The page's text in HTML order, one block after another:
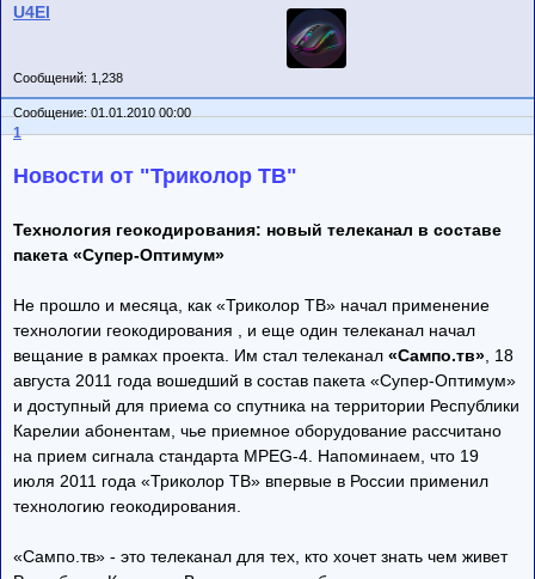
U4El
Сообщений: 1,238
Сообщение: 01.01.2010 00:00
1
Новости от "Триколор ТВ"
Технология геокодирования: новый телеканал в составе
пакета «Супер-Оптимум»
Не прошло и месяца, как «Триколор ТВ» начал применение
технологии геокодирования , и еще один телеканал начал
вещание в рамках проекта. Им стал телеканал «Сампо.тв» , 18
августа 2011 года вошедший в состав пакета «Супер-Оптимум»
и доступный для приема со спутника на территории Республики
Карелии абонентам, чье приемное оборудование рассчитано
на прием сигнала стандарта MPEG-4. Напоминаем, что 19
июля 2011 года «Триколор ТВ» впервые в России применил
технологию геокодирования.
«Сампо.тв» - это телеканал для тех, кто хочет знать чем живет